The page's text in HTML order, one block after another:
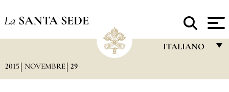
La SANTA SEDE
ITALIANO
2015 NOVEMBRE 29